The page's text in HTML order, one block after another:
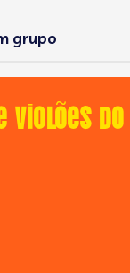
grupo
Violões